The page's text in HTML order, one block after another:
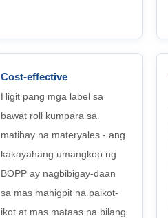
Cost-effective
Higit pang mga label sa
bawat roll kumpara sa
matibay na materyales - ang
kakayahang umangkop ng
BOPP ay nagbibigay-daan
sa mas mahigpit na paikot-
ikot at mas mataas na bilang